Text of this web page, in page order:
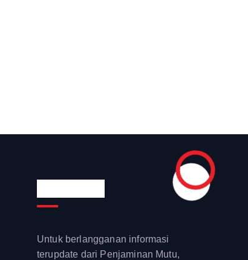
Untuk berlangganan informasi
terupdate dari Penjaminan Mutu,